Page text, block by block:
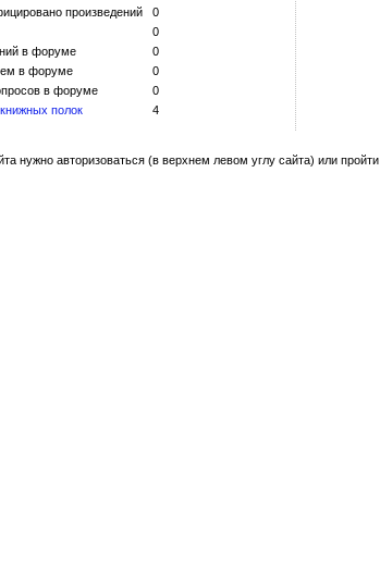
произведений
0
0
в форуме
0
в форуме
0
в форуме
0
полок
4
нужно авторизоваться (в верхнем левом углу сайта) или пройти